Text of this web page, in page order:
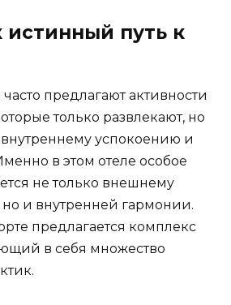
истинный путь к
предлагают активности
только развлекают, но
внутреннему успокоению и
в этом отеле особое
не только внешнему
но и внутренней гармонии.
предлагается комплекс
в себя множество